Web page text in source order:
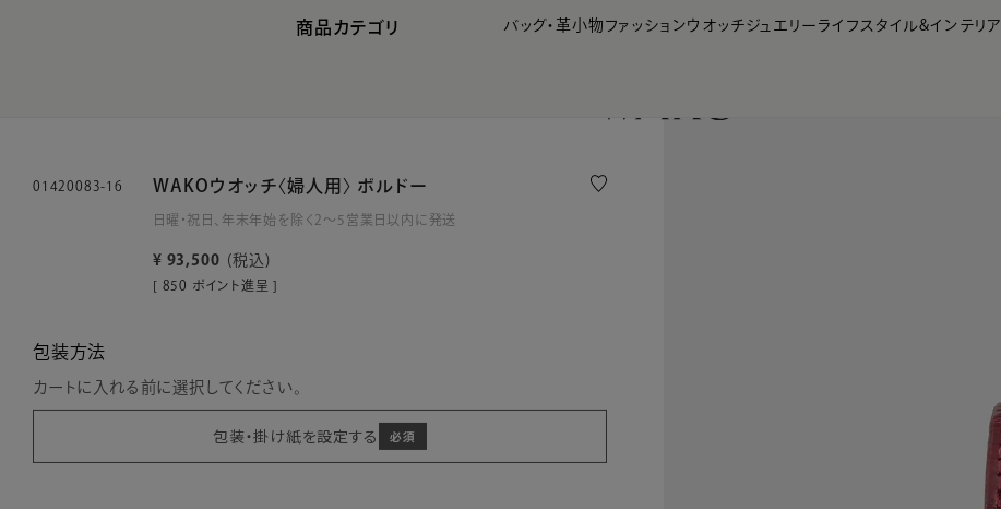
商品カテゴリ バッグ・革小物 ファッションウオッチジュエリー ライフスタイル&インテリア
01420083-16 WAKOウオッチ〈婦人用〉 ボルドー
日曜・祝日、年末年始を除く2～5営業日以内に発送
¥ 93,500 税込
[ 850 ポイント進呈 ]
包装方法
カートに入れる前に選択してください。
包装・掛け紙を設定する